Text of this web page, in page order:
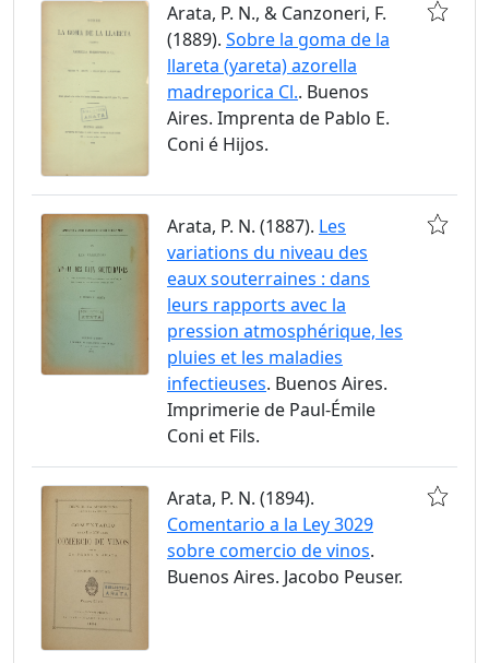
Arata, P. N., & Canzoneri, F.
(1889). Sobre la goma de la
llareta (yareta) azorella
madreporica Cl.. Buenos
Aires. Imprenta de Pablo E.
Coni é Hijos.
Arata, P. N. (1887). Les
variations du niveau des
eaux souterraines : dans
leurs rapports avec la
pression atmosphérique, les
pluies et les maladies
infectieuses. Buenos Aires.
Imprimerie de Paul-Émile
Coni et Fils.
Arata, P. N. (1894).
Comentario a la Ley 3029
sobre comercio de vinos.
Buenos Aires. Jacobo Peuser.